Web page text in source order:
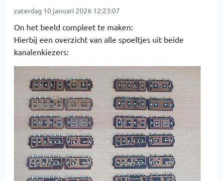
zaterdag 10 januari 2026 12:23:07
On het beeld compleet te maken:
Hierbij een overzicht van alle spoeltjes uit beide
kanalenkiezers: